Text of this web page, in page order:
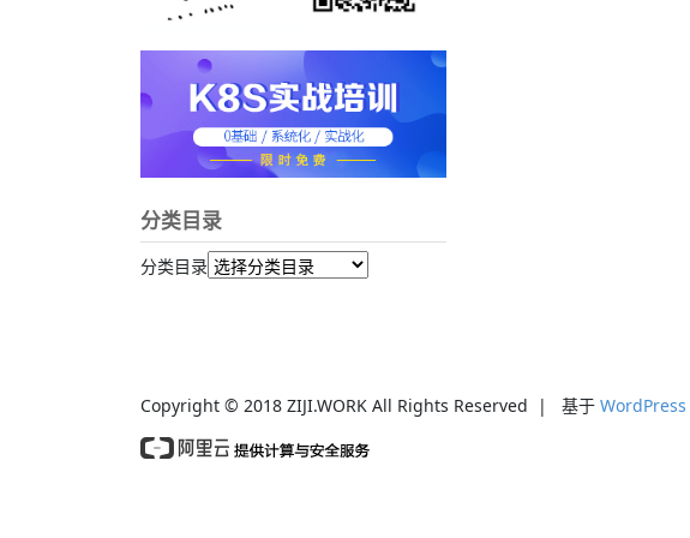
分类目录
分类目录
Copyright © 2018 ZIJI.WORK All Rights Reserved | 基于 WordPress